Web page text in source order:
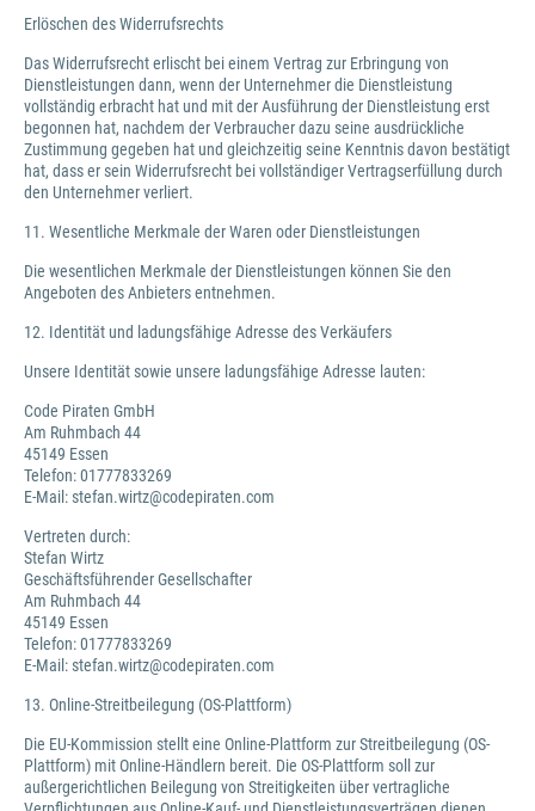
Erlöschen des Widerrufsrechts
Das Widerrufsrecht erlischt bei einem Vertrag zur Erbringung von
Dienstleistungen dann, wenn der Unternehmer die Dienstleistung
vollständig erbracht hat und mit der Ausführung der Dienstleistung erst
begonnen hat, nachdem der Verbraucher dazu seine ausdrückliche
Zustimmung gegeben hat und gleichzeitig seine Kenntnis davon bestätigt
hat, dass er sein Widerrufsrecht bei vollständiger Vertragserfüllung durch
den Unternehmer verliert.
11. Wesentliche Merkmale der Waren oder Dienstleistungen
Die wesentlichen Merkmale der Dienstleistungen können Sie den
Angeboten des Anbieters entnehmen.
12. Identität und ladungsfähige Adresse des Verkäufers
Unsere Identität sowie unsere ladungsfähige Adresse lauten:
Code Piraten GmbH
Am Ruhmbach 44
45149 Essen
Telefon: 01777833269
E-Mail: stefan.wirtz@codepiraten.com
Vertreten durch:
Stefan Wirtz
Geschäftsführender Gesellschafter
Am Ruhmbach 44
45149 Essen
Telefon: 01777833269
E-Mail: stefan.wirtz@codepiraten.com
13. Online-Streitbeilegung (OS-Plattform)
Die EU-Kommission stellt eine Online-Plattform zur Streitbeilegung (OS-
Plattform) mit Online-Händlern bereit. Die OS-Plattform soll zur
außergerichtlichen Beilegung von Streitigkeiten über vertragliche